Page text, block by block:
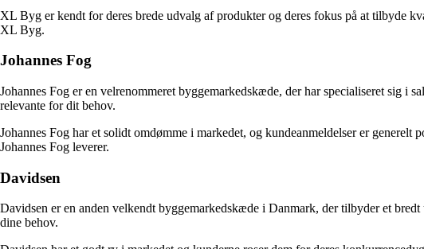
XL Byg er kendt for deres brede udvalg af produkter og deres fokus på at tilbyde
XL Byg.
Johannes Fog
Johannes Fog er en velrenommeret byggemarkedskæde, der har specialiseret sig
relevante for dit behov.
Johannes Fog har et solidt omdømme i markedet, og kundeanmeldelser er
Johannes Fog leverer.
Davidsen
Davidsen er en anden velkendt byggemarkedskæde i Danmark, der tilbyder et
dine behov.